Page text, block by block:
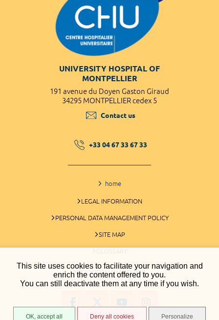
This site uses cookies to facilitate your navigation and
enrich the content offered to you.
You can still deactivate them at any time if you wish.
OK, accept all Deny all cookies Personalize
UNIVERSITY HOSPITAL OF
MONTPELLIER
191 avenue du Doyen Gaston Giraud
34295 MONTPELLIER cedex 5
Contact us
+33 04 67 33 67 33
home
LEGAL INFORMATION
PERSONAL DATA MANAGEMENT POLICY
SITE MAP
GLOSSARY
COOKIES MANAGEMENT